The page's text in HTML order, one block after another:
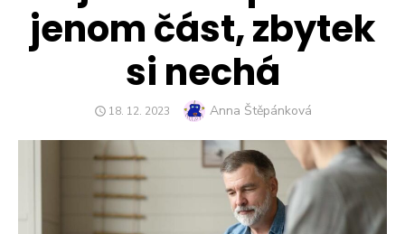
jenom část, zbytek
si nechá
POSTED
18. 12. 2023 Author
Anna Štěpánková